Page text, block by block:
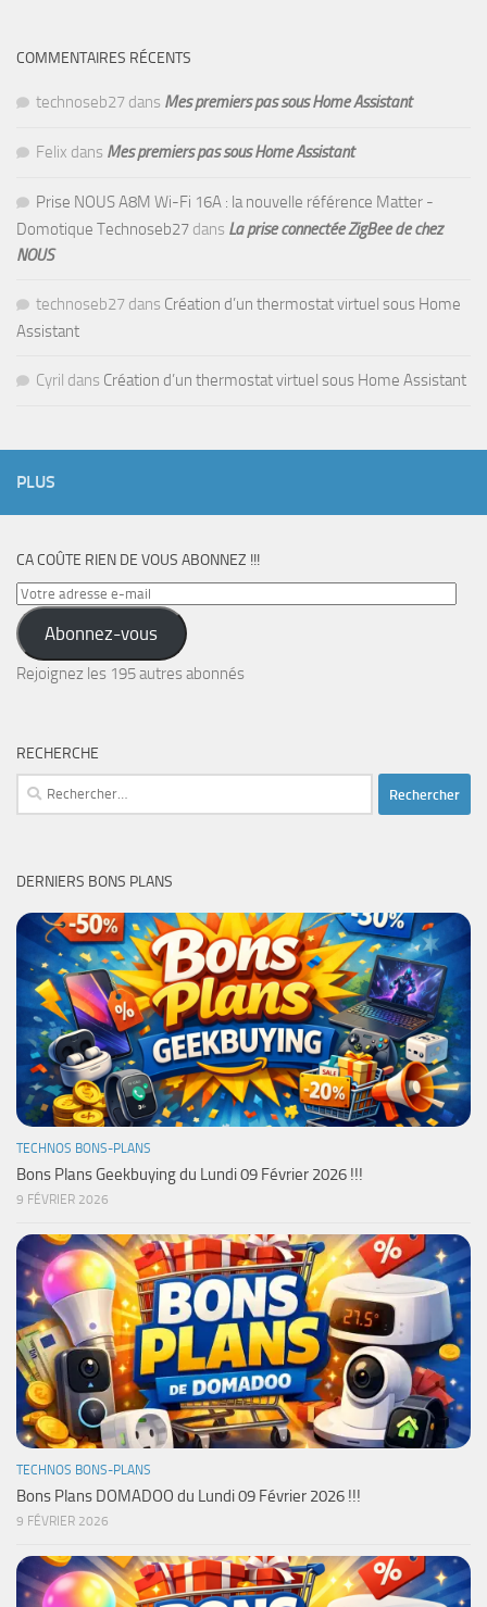
COMMENTAIRES RÉCENTS
technoseb27 dans Mes premiers pas sous Home Assistant
Felix dans Mes premiers pas sous Home Assistant
Prise NOUS A8M Wi-Fi 16A : la nouvelle référence Matter -
Domotique Technoseb27 dans La prise connectée ZigBee de chez
NOUS
technoseb27 dans Création d’un thermostat virtuel sous Home
Assistant
Cyril dans Création d’un thermostat virtuel sous Home Assistant
PLUS
CA COÛTE RIEN DE VOUS ABONNEZ !!!
Votre
adresse
e-
mail
Abonnez-vous
Rejoignez les 195 autres abonnés
RECHERCHE
Rechercher :
DERNIERS BONS PLANS
TECHNOS BONS-PLANS
Bons Plans Geekbuying du Lundi 09 Février 2026 !!!
9 FÉVRIER 2026
TECHNOS BONS-PLANS
Bons Plans DOMADOO du Lundi 09 Février 2026 !!!
9 FÉVRIER 2026